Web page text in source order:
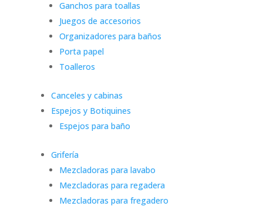
Ganchos para toallas
Juegos de accesorios
Organizadores para baños
Porta papel
Toalleros
Canceles y cabinas
Espejos y Botiquines
Espejos para baño
Grifería
Mezcladoras para lavabo
Mezcladoras para regadera
Mezcladoras para fregadero